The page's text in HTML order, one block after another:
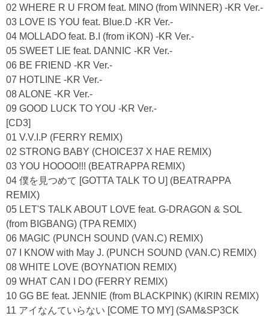
02 WHERE R U FROM feat. MINO (from WINNER) -KR Ver.-
03 LOVE IS YOU feat. Blue.D -KR Ver.-
04 MOLLADO feat. B.I (from iKON) -KR Ver.-
05 SWEET LIE feat. DANNIC -KR Ver.-
06 BE FRIEND -KR Ver.-
07 HOTLINE -KR Ver.-
08 ALONE -KR Ver.-
09 GOOD LUCK TO YOU -KR Ver.-
[CD3]
01 V.V.I.P (FERRY REMIX)
02 STRONG BABY (CHOICE37 X HAE REMIX)
03 YOU HOOOO!!! (BEATRAPPA REMIX)
04 僕を見つめて [GOTTA TALK TO U] (BEATRAPPA
REMIX)
05 LET'S TALK ABOUT LOVE feat. G-DRAGON & SOL
(from BIGBANG) (TPA REMIX)
06 MAGIC (PUNCH SOUND (VAN.C) REMIX)
07 I KNOW with May J. (PUNCH SOUND (VAN.C) REMIX)
08 WHITE LOVE (BOYNATION REMIX)
09 WHAT CAN I DO (FERRY REMIX)
10 GG BE feat. JENNIE (from BLACKPINK) (KIRIN REMIX)
11 アイなんていらない [COME TO MY] (SAM&SP3CK